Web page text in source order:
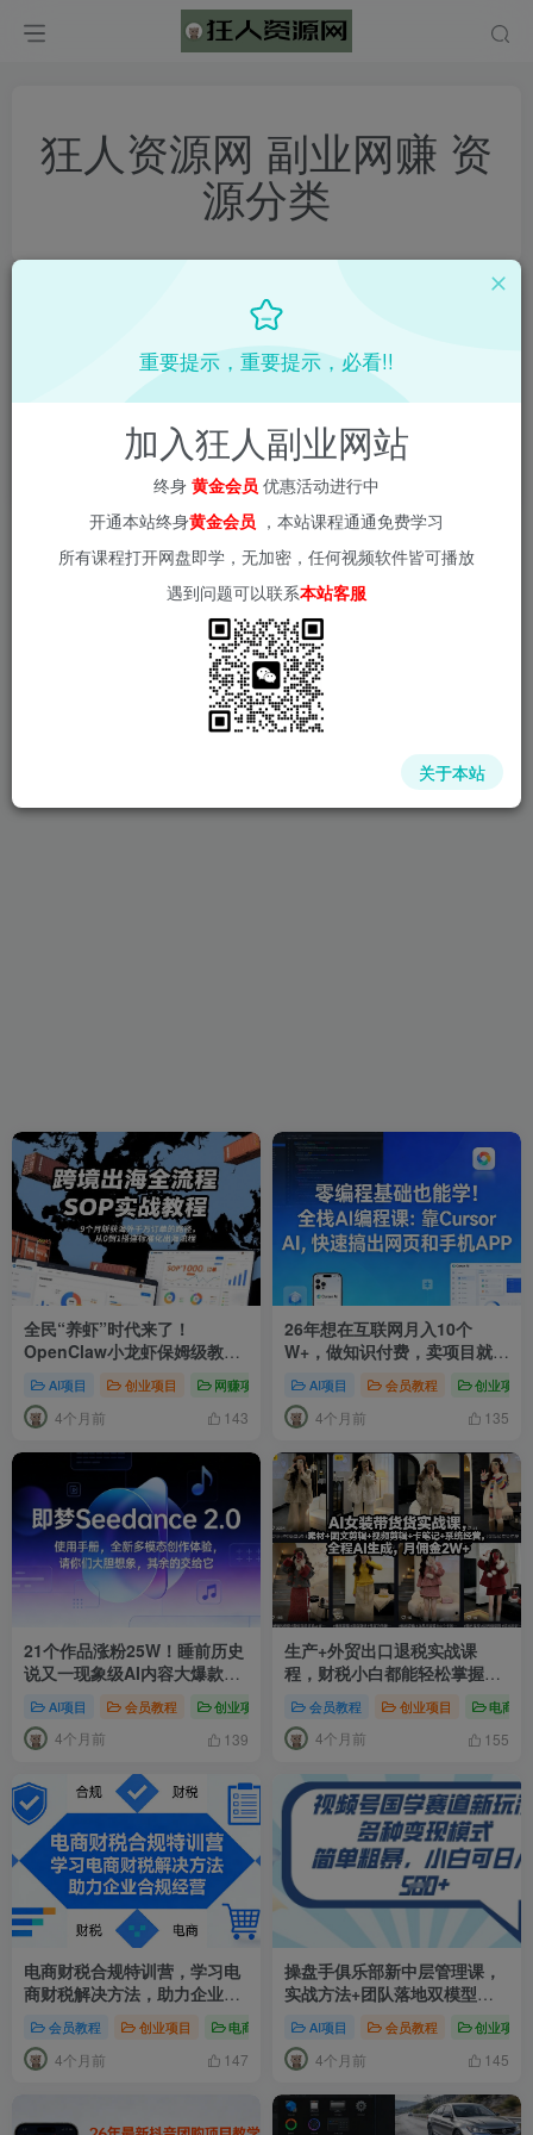
狂人资源网 副业网赚 资
源分类
更新 浏览 点赞 评论
全民“养虾”时代来了！
OpenClaw小龙虾保姆级教
程，手把手教你驯服24小时待
命的AI数字员工
AI项目 创业项目 网赚项目 # OpenClaw教程 # OpenClaw小龙虾
4个月前 143
26年想在互联网月入10个
W+，做知识付费，卖项目就足
够了AI项目 会员教程 创业项目
4个月前 135
21个作品涨粉25W！睡前历史
说又一现象级AI内容大爆款来
教程+变现方向
AI项目 会员教程 创业项目 # AI历史视频 # 睡前历史说 # AI历史
4个月前 139
生产+外贸出口退税实战课
程，财税小白都能轻松掌握退
会员教程 创业项目 电商教
4个月前 155
电商财税合规特训营，学习电
商财税解决方法，助力企业合
规经营
会员教程 创业项目 电商教程 # 电商财税合规 # 电商财税课程
4个月前 147
操盘手俱乐部新中层管理课，
实战方法+团队落地双模型，
让小红书成为企业增长第二曲
线 AI项目 会员教程 创业项目
4个月前 145
重要提示，重要提示，必看!!
加入狂人副业网站
终身 黄金会员 优惠活动进行中
开通本站终身黄金会员 ，本站课程通通免费学习
所有课程打开网盘即学，无加密，任何视频软件皆可播放
遇到问题可以联系本站客服
关于本站